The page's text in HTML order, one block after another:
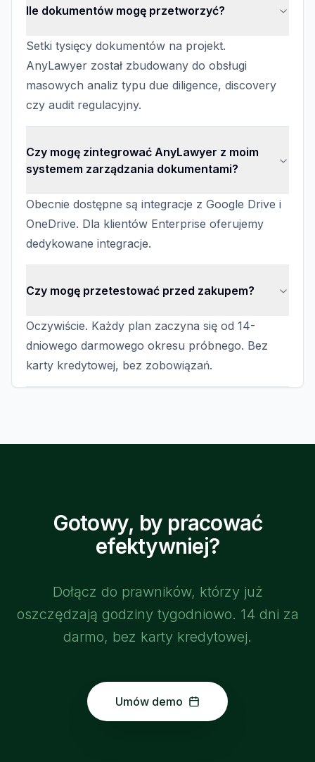
Ile dokumentów mogę przetworzyć?
Setki tysięcy dokumentów na projekt.
AnyLawyer został zbudowany do obsługi
masowych analiz typu due diligence, discovery
czy audit regulacyjny.
Czy mogę zintegrować AnyLawyer z moim
systemem zarządzania dokumentami?
Obecnie dostępne są integracje z Google Drive i
OneDrive. Dla klientów Enterprise oferujemy
dedykowane integracje.
Czy mogę przetestować przed zakupem?
Oczywiście. Każdy plan zaczyna się od 14-
dniowego darmowego okresu próbnego. Bez
karty kredytowej, bez zobowiązań.
Gotowy, by pracować
efektywniej?
Dołącz do prawników, którzy już
oszczędzają godziny tygodniowo. 14 dni za
darmo, bez karty kredytowej.
Umów demo